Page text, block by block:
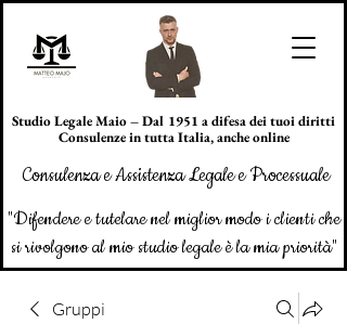
Studio Legale Maio – Dal 1951 a difesa dei tuoi diritti
Consulenze in tutta Italia, anche online
Consulenza e Assistenza Legale e Processuale
"Difendere e tutelare nel miglior modo i clienti che
si rivolgono al mio studio legale è la mia priorità"
Gruppi